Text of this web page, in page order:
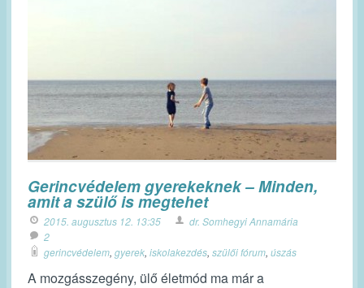
Gerincvédelem gyerekeknek – Minden,
amit a szülő is megtehet
2015. augusztus 12. 13:35
dr. Somhegyi Annamária
2
gerincvédelem, gyerek, iskolakezdés, szülői fórum, úszás
A mozgásszegény, ülő életmód ma már a